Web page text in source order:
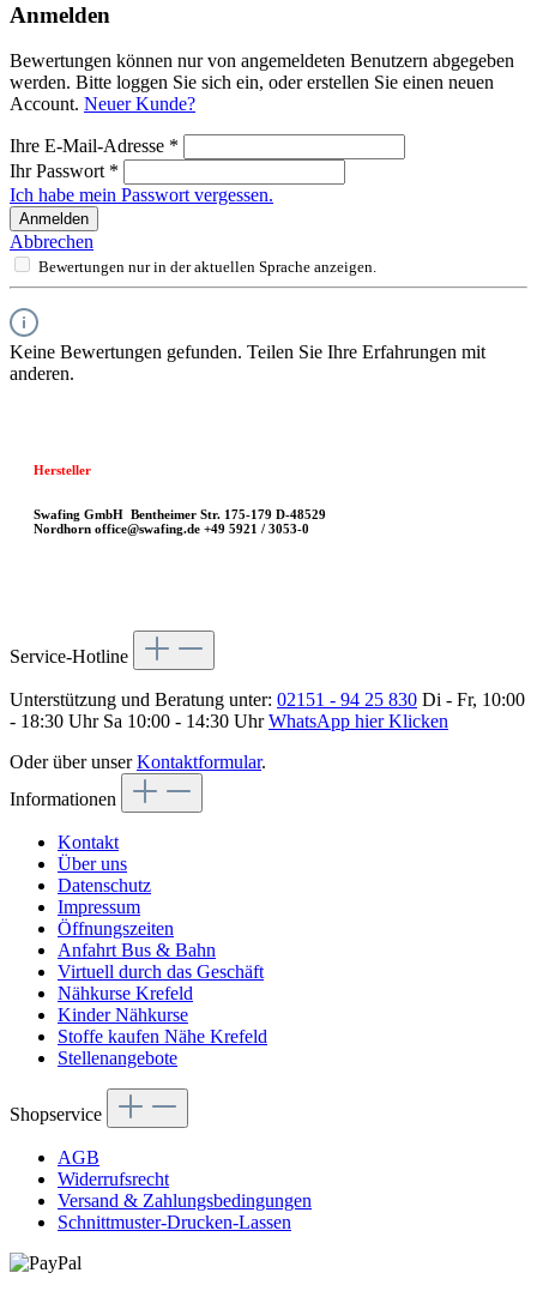
Anmelden
Bewertungen können nur von angemeldeten Benutzern abgegeben
werden. Bitte loggen Sie sich ein, oder erstellen Sie einen neuen
Account. Neuer Kunde?
Ihre E-Mail-Adresse *
Ihr Passwort *
Ich habe mein Passwort vergessen.
Anmelden
Abbrechen
Bewertungen nur in der aktuellen Sprache anzeigen.
Keine Bewertungen gefunden. Teilen Sie Ihre Erfahrungen mit
anderen.
Hersteller
Swafing GmbH Bentheimer Str. 175-179 D-48529
Nordhorn office@swafing.de +49 5921 / 3053-0
Service-Hotline
Unterstützung und Beratung unter: 02151 - 94 25 830 Di - Fr, 10:00
- 18:30 Uhr Sa 10:00 - 14:30 UhrWhatsApp hier Klicken
Oder über unserKontaktformular.
Informationen
Kontakt
Über uns
Datenschutz
Impressum
Öffnungszeiten
Anfahrt Bus & Bahn
Virtuell durch das Geschäft
Nähkurse Krefeld
Kinder Nähkurse
Stoffe kaufen Nähe Krefeld
Stellenangebote
Shopservice
AGB
Widerrufsrecht
Versand & Zahlungsbedingungen
Schnittmuster-Drucken-Lassen